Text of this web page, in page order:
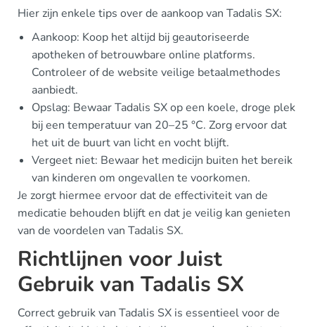
Hier zijn enkele tips over de aankoop van Tadalis SX:
Aankoop: Koop het altijd bij geautoriseerde
apotheken of betrouwbare online platforms.
Controleer of de website veilige betaalmethodes
aanbiedt.
Opslag: Bewaar Tadalis SX op een koele, droge plek
bij een temperatuur van 20–25 °C. Zorg ervoor dat
het uit de buurt van licht en vocht blijft.
Vergeet niet: Bewaar het medicijn buiten het bereik
van kinderen om ongevallen te voorkomen.
Je zorgt hiermee ervoor dat de effectiviteit van de
medicatie behouden blijft en dat je veilig kan genieten
van de voordelen van Tadalis SX.
Richtlijnen voor Juist
Gebruik van Tadalis SX
Correct gebruik van Tadalis SX is essentieel voor de